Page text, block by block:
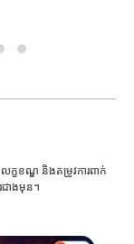
ខខណ្ឌ និងតម្រូវការពាក់
ជាងមុន។